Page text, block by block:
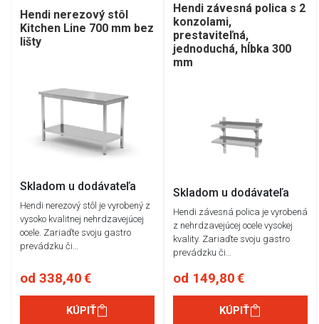
Hendi nerezový stôl
Kitchen Line 700 mm bez
lišty
Skladom u dodávateľa
Hendi nerezový stôl je vyrobený z
vysoko kvalitnej nehrdzavejúcej
ocele. Zariaďte svoju gastro
prevádzku či…
od 338,40 €
KÚPIŤ
Hendi závesná polica s 2
konzolami,
prestaviteľná,
jednoduchá, hĺbka 300
mm
Skladom u dodávateľa
Hendi závesná polica je vyrobená
z nehrdzavejúcej ocele vysokej
kvality. Zariaďte svoju gastro
prevádzku či…
od 149,80 €
KÚPIŤ